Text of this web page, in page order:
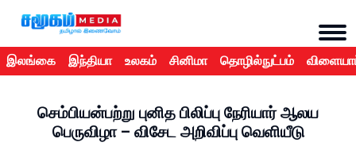
இலங்கை இந்தியா உலகம் சினிமா தொழில்நுட்பம்
செம்பியன்பற்று புனித பிலிப்பு நேரியார் ஆலய
பெருவிழா – விசேட அறிவிப்பு வெளியீடு